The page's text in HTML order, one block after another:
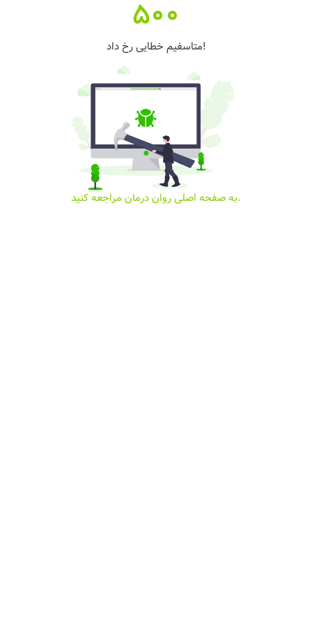
500
متاسفیم خطایی رخ داد!
به صفحه اصلی روان درمان مراجعه کنید.